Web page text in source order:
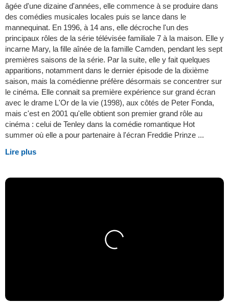
âgée d'une dizaine d'années, elle commence à se produire dans
des comédies musicales locales puis se lance dans le
mannequinat. En 1996, à 14 ans, elle décroche l'un des
principaux rôles de la série télévisée familiale 7 à la maison. Elle y
incarne Mary, la fille aînée de la famille Camden, pendant les sept
premières saisons de la série. Par la suite, elle y fait quelques
apparitions, notamment dans le dernier épisode de la dixième
saison, mais la comédienne préfère désormais se concentrer sur
le cinéma. Elle connait sa première expérience sur grand écran
avec le drame L'Or de la vie (1998), aux côtés de Peter Fonda,
mais c'est en 2001 qu'elle obtient son premier grand rôle au
cinéma : celui de Tenley dans la comédie romantique Hot
summer où elle a pour partenaire à l'écran Freddie Prinze ...
Lire plus